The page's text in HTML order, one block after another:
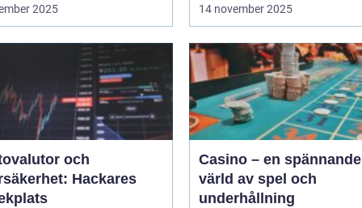
2025 14 november 2025
och
Hackares
Casino – en spännande
värld av spel och
underhållning